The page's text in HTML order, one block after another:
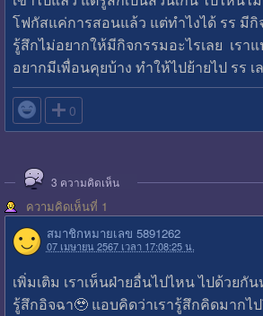
โฟกัสแค่การสอนแล้ว แต่ทำไงได้ รร มีกิ
รู้สึกไม่อยากให้มีกิจกรรมอะไรเลย เร
อยากมีเพื่อนคุยบ้าง ทำให้ไปย้ายไป รร เ
 0
3 ความคิดเห็น
ความคิดเห็นที่ 1
สมาชิกหมายเลข 5891262
07 เมษายน 2567 เวลา 17:08:25 น.
เพิ่มเติม เราเห็นฝ่ายอื่นไปไหน ไปด้วยกั
รู้สึกอิจฉา🥹 แอบคิดว่าเรารู้สึกคิดมากไป